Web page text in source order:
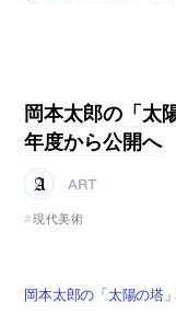
岡本太郎の「太
年度から公開へ
ART
現代美術
岡本太郎の「太陽の塔